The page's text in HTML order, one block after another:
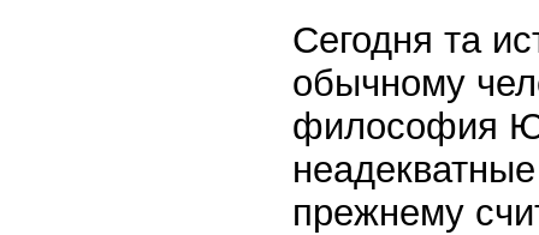
Сегодня та
обычному
философия
прежнему